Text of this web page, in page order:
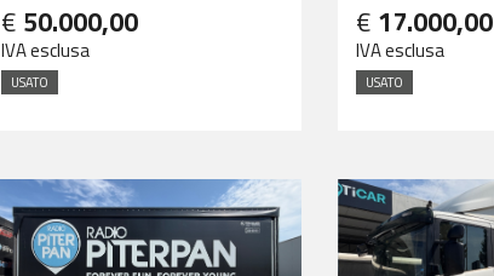
€ 50.000,00
IVA esclusa
USATO
€ 17.000,00
IVA esclusa
USATO